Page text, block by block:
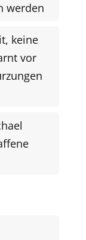
werden
keine
vor